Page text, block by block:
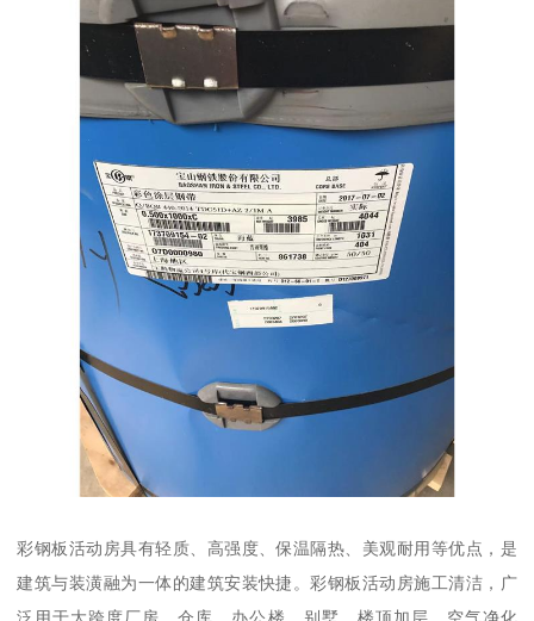
彩钢板活动房具有轻质、高强度、保温隔热、美观耐用等优点，是
建筑与装潢融为一体的建筑安装快捷。彩钢板活动房施工清洁，广